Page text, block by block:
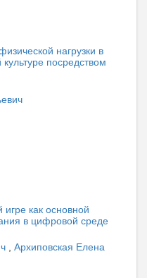
нагрузки в
посредством
как основной
в цифровой среде
, Архиповская Елена